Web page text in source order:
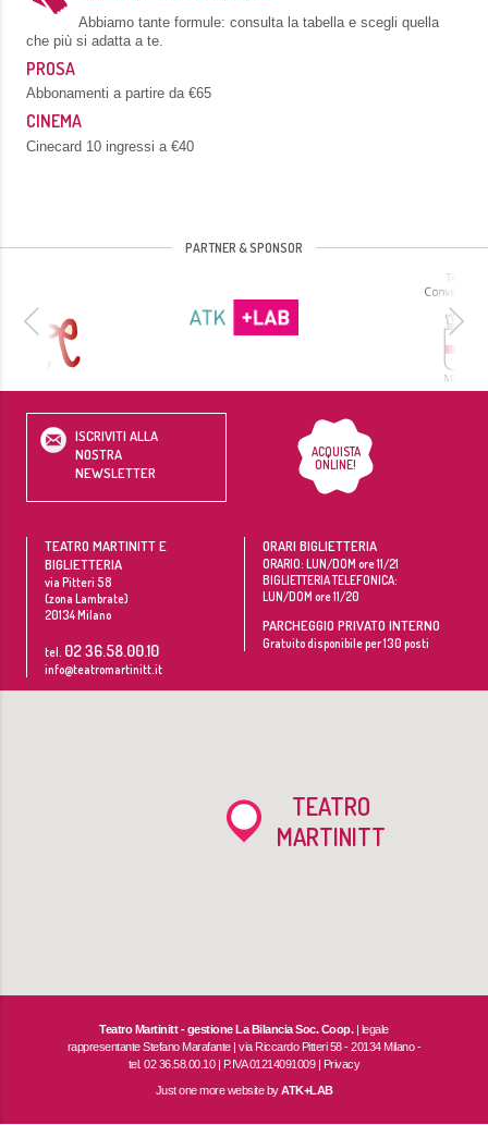
Abbiamo tante formule: consulta la tabella e scegli quella
che più si adatta a te.
PROSA
Abbonamenti a partire da €65
CINEMA
Cinecard 10 ingressi a €40
PARTNER & SPONSOR
ISCRIVITI ALLA
NOSTRA
NEWSLETTER
ACQUISTA
ONLINE!
TEATRO MARTINITT E
BIGLIETTERIA
via Pitteri 58
(zona Lambrate)
20134Milano
tel. 02 36.58.00.10
info@teatromartinitt.it
ORARI BIGLIETTERIA
ORARIO: LUN/DOM ore 11/21
BIGLIETTERIA TELEFONICA:
LUN/DOM ore 11/20
PARCHEGGIO PRIVATO INTERNO
Gratuito disponibile per 130 posti
TEATRO
MARTINITT
Teatro Martinitt - gestione La Bilancia Soc. Coop.| legale
rappresentante Stefano Marafante | via Riccardo Pitteri 58 - 20134 Milano -
tel. 02 36.58.00.10 | P.IVA 01214091009 | Privacy
Just one more website byATK+LAB